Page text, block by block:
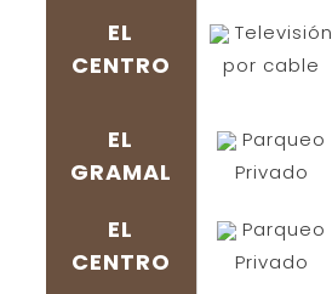
EL
CENTRO
Televisión
por cable
EL
GRAMAL
Parqueo
Privado
EL
CENTRO
Parqueo
Privado